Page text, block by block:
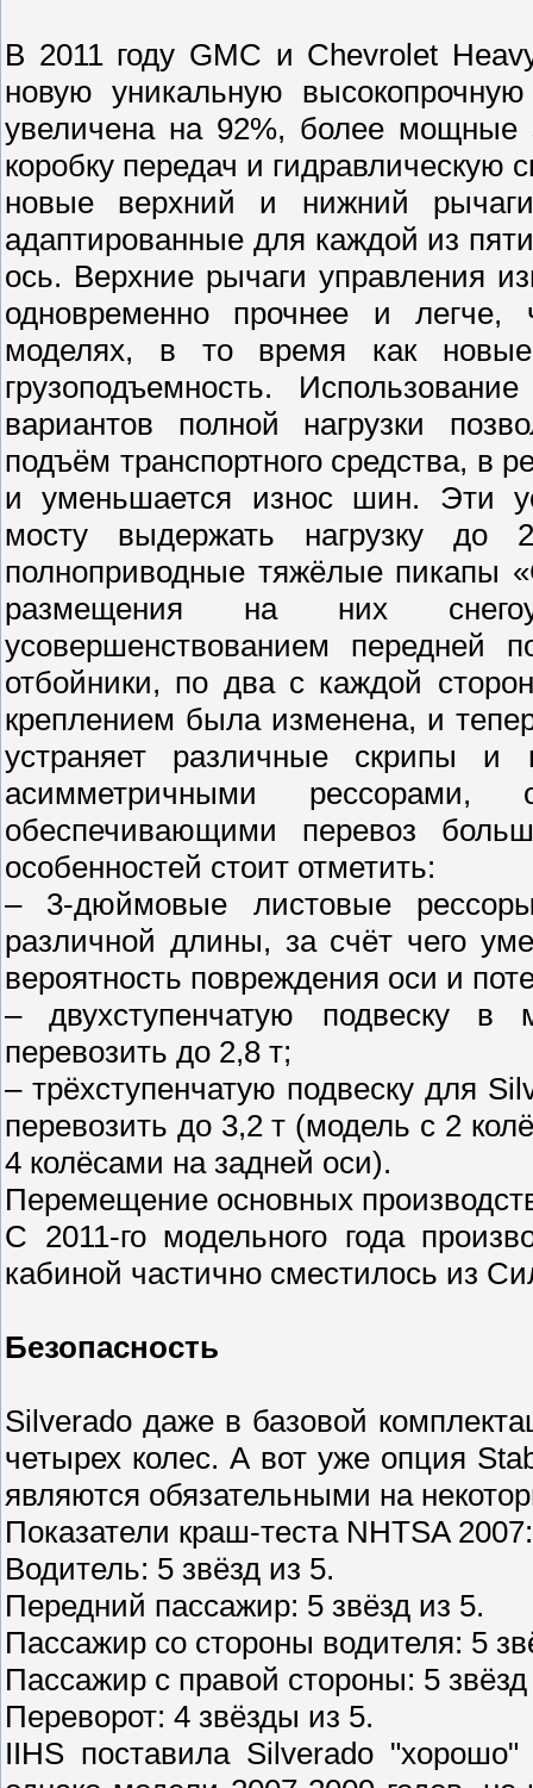
В 2011 году GMC и Chevrolet
новую уникальную
увеличена на 92%, более мощные
коробку передач и гидравлическую
новые верхний и нижний
адаптированные для каждой из
ось. Верхние рычаги управления
одновременно прочнее и
моделях, в то время как
грузоподъемность.
вариантов полной нагрузки
подъём транспортного средства, в
и уменьшается износ шин. Эти
мосту выдержать нагрузку до
полноприводные тяжёлые пикапы
размещения на них
усовершенствованием передней
отбойники, по два с каждой
креплением была изменена, и
устраняет различные скрипы и
асимметричными
обеспечивающими перевоз
особенностей стоит отметить:
– 3-дюймовые листовые
различной длины, за счёт чего
вероятность повреждения оси и
– двухступенчатую подвеску
перевозить до 2,8 т;
– трёхступенчатую подвеску для
перевозить до 3,2 т (модель с 2
4 колёсами на задней оси).
Перемещение основных
С 2011-го модельного года
кабиной частично сместилось из
Безопасность
Silverado даже в базовой
четырех колес. А вот уже опция
являются обязательными на
Показатели краш-теста NHTSA 2007:
Водитель: 5 звёзд из 5.
Передний пассажир: 5 звёзд из 5.
Пассажир со стороны водителя: 5
Пассажир с правой стороны: 5
Переворот: 4 звёзды из 5.
IIHS поставила Silverado "хорошо"